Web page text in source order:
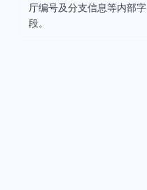
厅编号及分支信息等内部字
段。